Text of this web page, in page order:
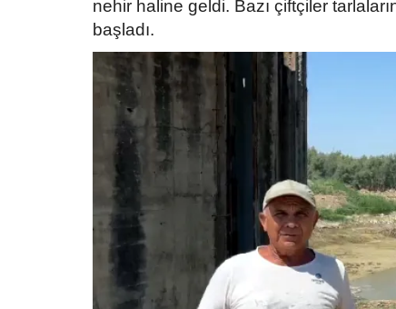
nehir haline geldi. Bazı çiftçiler
başladı.